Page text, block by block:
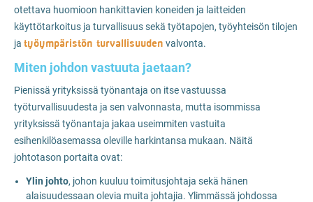
otettava huomioon hankittavien koneiden ja laitteiden
käyttötarkoitus ja turvallisuus sekä työtapojen, työyhteisön tilojen
ja työympäristön turvallisuuden valvonta.
Miten johdon vastuuta jaetaan?
Pienissä yrityksissä työnantaja on itse vastuussa
työturvallisuudesta ja sen valvonnasta, mutta isommissa
yrityksissä työnantaja jakaa useimmiten vastuita
esihenkilöasemassa oleville harkintansa mukaan. Näitä
johtotason portaita ovat:
Ylin johto, johon kuuluu toimitusjohtaja sekä hänen
alaisuudessaan olevia muita johtajia. Ylimmässä johdossa